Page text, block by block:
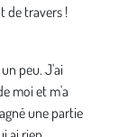
de travers !
peu. J'ai
moi et m'a
une partie